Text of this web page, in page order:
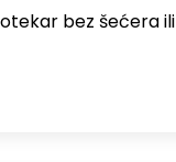
bez šećera ili